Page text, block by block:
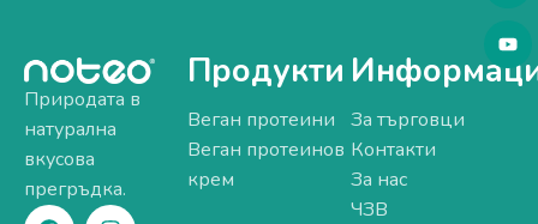
Природата в
натурална
вкусова
прегръдка.
Продукти
Веган протеини
Веган протеинов
крем
За търговци
Контакти
За нас
ЧЗВ